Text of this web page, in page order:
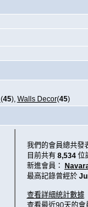
(45), Walls Decor(45)
我們的會員總共發
目前共有 8,534位
新進會員：
最高記錄曾經於
查看詳細統計數據
查看最近90天的會